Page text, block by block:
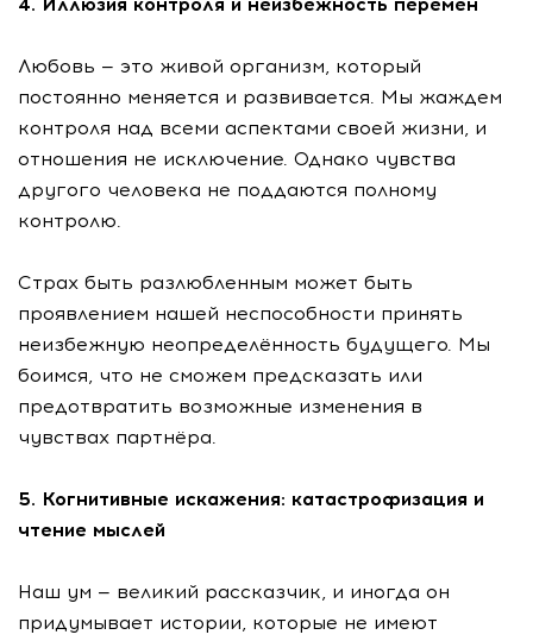
Любовь — это живой организм, который
постоянно меняется и развивается. Мы жаждем
контроля над всеми аспектами своей жизни, и
отношения не исключение. Однако чувства
другого человека не поддаются полному
контролю.
Страх быть разлюбленным может быть
проявлением нашей неспособности принять
неизбежную неопределённость будущего. Мы
боимся, что не сможем предсказать или
предотвратить возможные изменения в
чувствах партнёра.
5. Когнитивные искажения: катастрофизация и
чтение мыслей
Наш ум — великий рассказчик, и иногда он
придумывает истории, которые не имеют